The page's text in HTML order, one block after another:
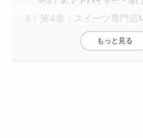
第4章：スイーツ専門店
もっと見る